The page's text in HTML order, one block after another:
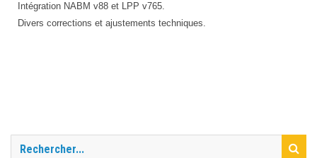
Intégration NABM v88 et LPP v765.
Divers corrections et ajustements techniques.